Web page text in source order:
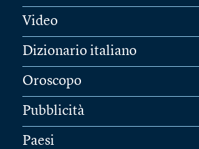
Video
Dizionario italiano
Oroscopo
Pubblicità
Paesi